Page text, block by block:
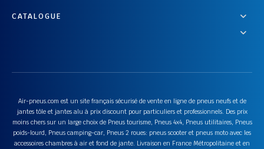
CATALOGUE
Air-pneus.com est un site français sécurisé de vente en ligne de pneus neufs et de
jantes tôle et jantes alu à prix discount pour particuliers et professionnels. Des prix
moins chers sur un large choix de Pneus tourisme, Pneus 4x4, Pneus utilitaires, Pneus
poids-lourd, Pneus camping-car, Pneus 2 roues: pneus scooter et pneus moto avec les
accessoires chambres à air et fond de jante. Livraison en France Métropolitaine et en